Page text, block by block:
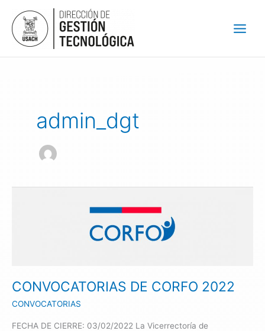
contenido
admin_dgt
CONVOCATORIAS DE CORFO 2022
CONVOCATORIAS
FECHA DE CIERRE: 03/02/2022 La Vicerrectoría de